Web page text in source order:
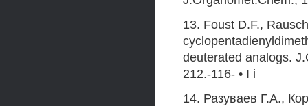
13. Foust D.F.,
deuterated analogs.
212.-116- • I i
14. Разуваев Г.A.,